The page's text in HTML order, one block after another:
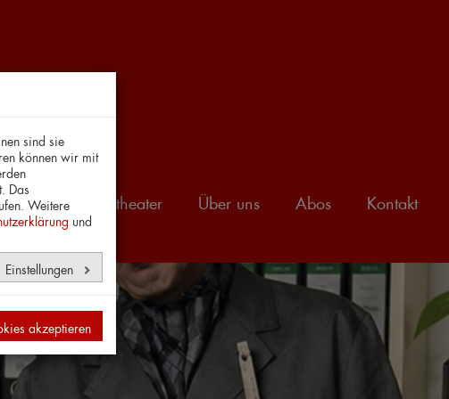
Amateurtheater Über uns Abos Kontakt
sind sie
können wir mit
Das
Weitere
und
Einstellungen
akzeptieren